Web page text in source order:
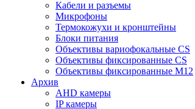
Кабели и разъемы
Микрофоны
Термокожухи и кронштейны
Блоки питания
Объективы вариофокальные CS
Объективы фиксированные CS
Объективы фиксированные М12
Архив
AHD камеры
IP камеры